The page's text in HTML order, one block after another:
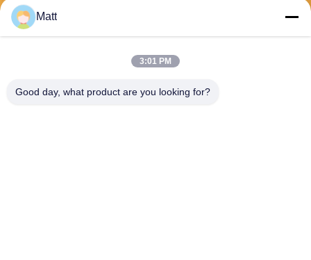
Senden Sie
Matt
3:01 PM
Good day, what product are you looking for?